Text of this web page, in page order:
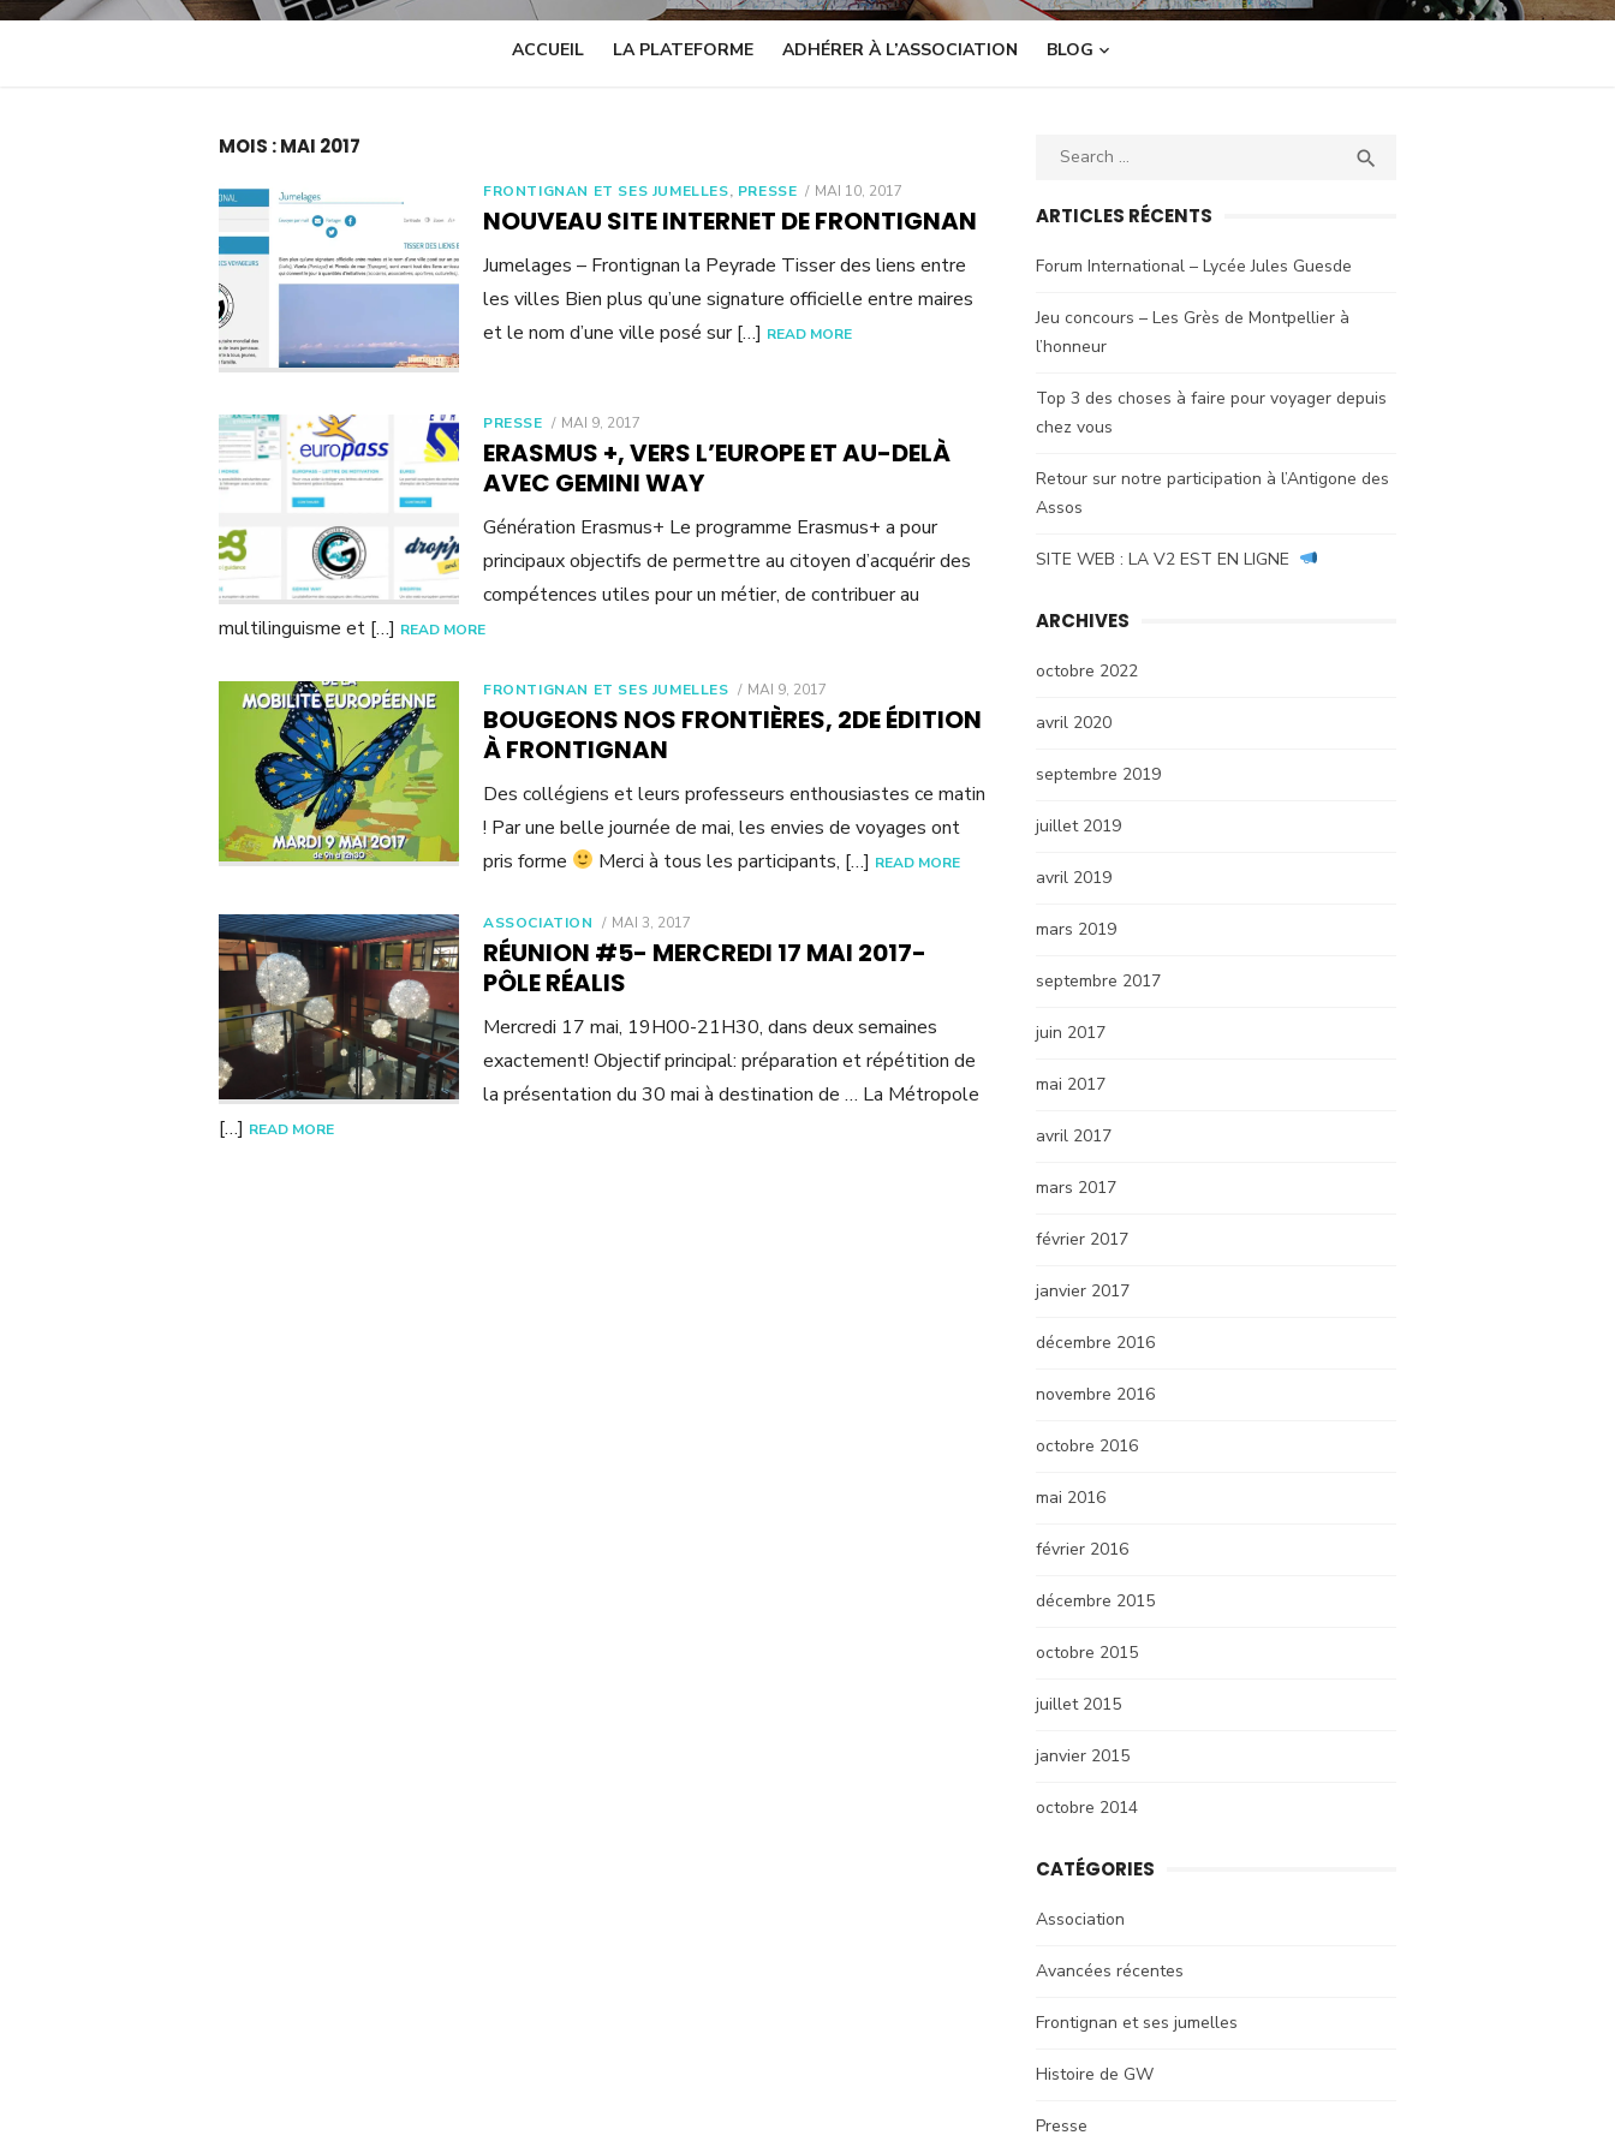
ACCUEIL LA PLATEFORME ADHÉRER À L’ASSOCIATION BLOG
MOIS : MAI 2017
FRONTIGNAN ET SES JUMELLES, PRESSE
POSTED
MAI 10, 2017
NOUVEAU SITE INTERNET DE FRONTIGNAN
Jumelages – Frontignan la Peyrade Tisser des liens entre
les villes Bien plus qu’une signature officielle entre maires
et le nom d’une ville posé sur […] READ MORE
PRESSE
POSTED
MAI 9, 2017
ERASMUS +, VERS L’EUROPE ET AU-DELÀ
AVEC GEMINI WAY
Génération Erasmus+ Le programme Erasmus+ a pour
principaux objectifs de permettre au citoyen d’acquérir des
compétences utiles pour un métier, de contribuer au
multilinguisme et […] READ MORE
FRONTIGNAN ET SES JUMELLES
POSTED
MAI 9, 2017
BOUGEONS NOS FRONTIÈRES, 2DE ÉDITION
À FRONTIGNAN
Des collégiens et leurs professeurs enthousiastes ce matin
! Par une belle journée de mai, les envies de voyages ont
pris forme
Merci à tous les participants, […] READ MORE
ASSOCIATION
POSTED
ON
MAI 3, 2017
RÉUNION #5- MERCREDI 17 MAI 2017-
PÔLE RÉALIS
Mercredi 17 mai, 19H00-21H30, dans deux semaines
exactement! Objectif principal: préparation et répétition de
la présentation du 30 mai à destination de … La Métropole
[…] READ MORE
Search

ARTICLES RÉCENTS
Forum International – Lycée Jules Guesde
Jeu concours – Les Grès de Montpellier à
l’honneur
Top 3 des choses à faire pour voyager depuis
chez vous
Retour sur notre participation à l’Antigone des
Assos
SITE WEB : LA V2 EST EN LIGNE
ARCHIVES
octobre 2022
avril 2020
septembre 2019
juillet 2019
avril 2019
mars 2019
septembre 2017
juin 2017
mai 2017
avril 2017
mars 2017
février 2017
janvier 2017
décembre 2016
novembre 2016
octobre 2016
mai 2016
février 2016
décembre 2015
octobre 2015
juillet 2015
janvier 2015
octobre 2014
CATÉGORIES
Association
Avancées récentes
Frontignan et ses jumelles
Histoire de GW
Presse